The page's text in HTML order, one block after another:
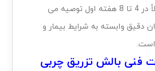
باشد؛ معمولاً در 4 تا 8 هفته اول توصیه می
دقیق وابسته به شرایط بیمار و
بالش تزریق چربی